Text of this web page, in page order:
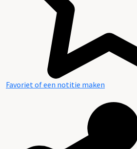
Favoriet of een notitie maken